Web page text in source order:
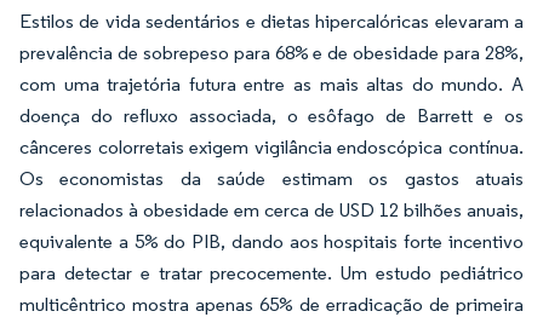
Estilos de vida sedentários e dietas hipercalóricas elevaram a
prevalência de sobrepeso para 68% e de obesidade para 28%,
com uma trajetória futura entre as mais altas do mundo. A
doença do refluxo associada, o esôfago de Barrett e os
cânceres colorretais exigem vigilância endoscópica contínua.
Os economistas da saúde estimam os gastos atuais
relacionados à obesidade em cerca de USD 12 bilhões anuais,
equivalente a 5% do PIB, dando aos hospitais forte incentivo
para detectar e tratar precocemente. Um estudo pediátrico
multicêntrico mostra apenas 65% de erradicação de primeira